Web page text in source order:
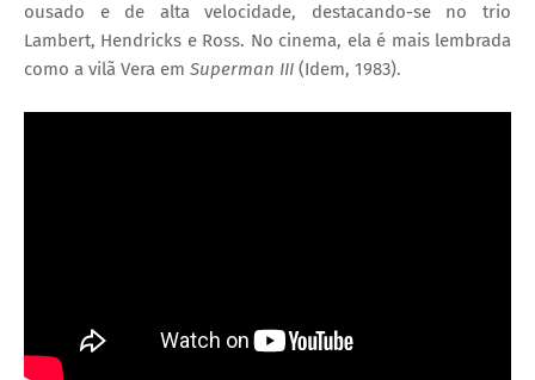
ousado e de alta velocidade, destacando-se no trio
Lambert, Hendricks e Ross. No cinema, ela é mais lembrada
como a vilã Vera em Superman III (Idem, 1983).